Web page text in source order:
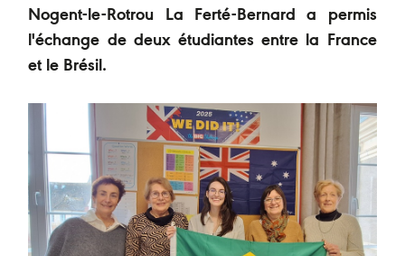
Nogent-le-Rotrou La Ferté-Bernard a permis
l'échange de deux étudiantes entre la France
et le Brésil.